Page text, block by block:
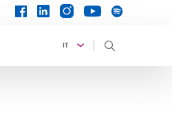
facebooklinkedininstagram
youtubespotify
IT